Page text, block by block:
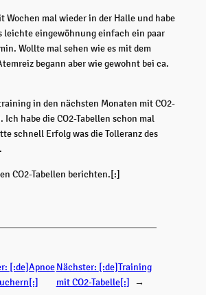
Wochen mal wieder in der Halle und habe
eingewöhnung einfach ein paar
Wollte mal sehen wie es mit dem
begann aber wie gewohnt bei ca.
in den nächsten Monaten mit CO2-
habe die CO2-Tabellen schon mal
schnell Erfolg was die Tolleranz des
CO2-Tabellen berichten.[:]
[:de]ApnoeNächster: [:de]Training
mit CO2-Tabelle[:] →